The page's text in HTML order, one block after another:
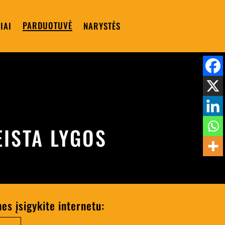
PARDUOTUVĖ NARYSTĖS
LYGOS
įsigykite internetu: